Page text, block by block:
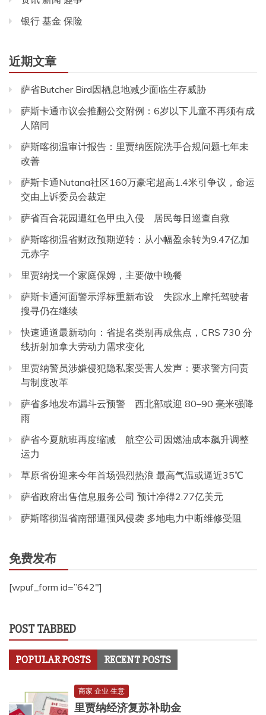
银行 基金 保险
近期文章
萨省Butcher Bird因栖息地减少面临生存威胁
萨斯卡通市议会推翻公交附例：6岁以下儿童不再须有成
人陪同
萨斯喀彻温审计报告：里贾纳医院洗手合规问题七年未
改善
萨斯卡通Nutana社区160万豪宅超高1.4米引争议，命运
交由上诉委员会裁定
萨省百合花园遭红色甲虫入侵 居民每日巡查自救
萨斯喀彻温省财政预期逆转：从小幅盈余转为9.47亿加
元赤字
里贾纳找一个家庭保姆，主要做中晚餐
萨斯卡通河面警示浮标重新布设 失踪水上摩托驾驶者
搜寻仍在继续
快速通道最新动向：省提名类别再成焦点，CRS 730 分
线折射加拿大劳动力需求变化
里贾纳警员涉嫌侵犯隐私案受害人发声：要求警方问责
与制度改革
萨省多地发布漏斗云预警 西北部或迎 80–90 毫米强降
雨
萨省今夏航班再度缩减 航空公司因燃油成本飙升调整
运力
草原省份迎来今年首场强烈热浪 最高气温或逼近35℃
萨省政府出售信息服务公司 预计净得2.77亿美元
萨斯喀彻温省南部遭强风侵袭 多地电力中断维修受阻
免费发布
[wpuf_form id=”642″]
POST TABBED
POPULAR POSTS RECENT POSTS
商家 企业 生意
里贾纳经济复苏补助金